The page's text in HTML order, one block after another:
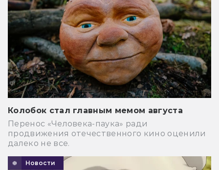
Колобок стал главным мемом августа
Перенос «Человека-паука» ради
продвижения отечественного кино оценили
далеко не все.
Новости